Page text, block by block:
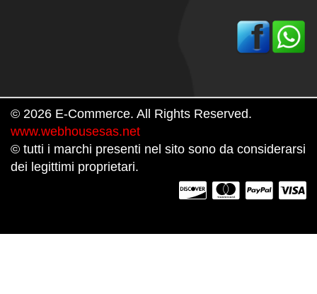
© 2026 E-Commerce. All Rights Reserved.
www.webhousesas.net
© tutti i marchi presenti nel sito sono da considerarsi
dei legittimi proprietari.